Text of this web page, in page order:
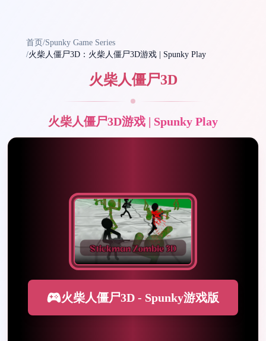
首页 /Spunky Game Series
/火柴人僵尸3D：火柴人僵尸3D游戏 | Spunky Play
火柴人僵尸3D
火柴人僵尸3D游戏 | Spunky Play
火柴人僵尸3D - Spunky游戏版